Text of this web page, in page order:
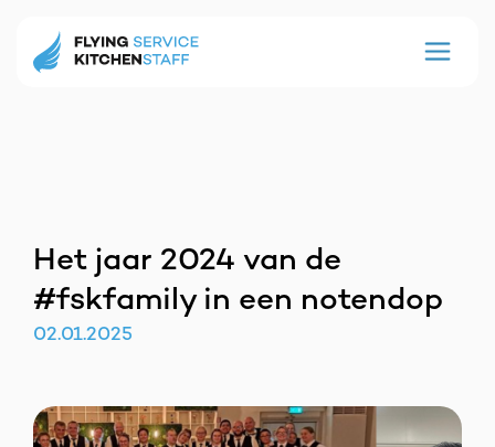
Het jaar 2024 van de
#fskfamily in een notendop
02.01.2025